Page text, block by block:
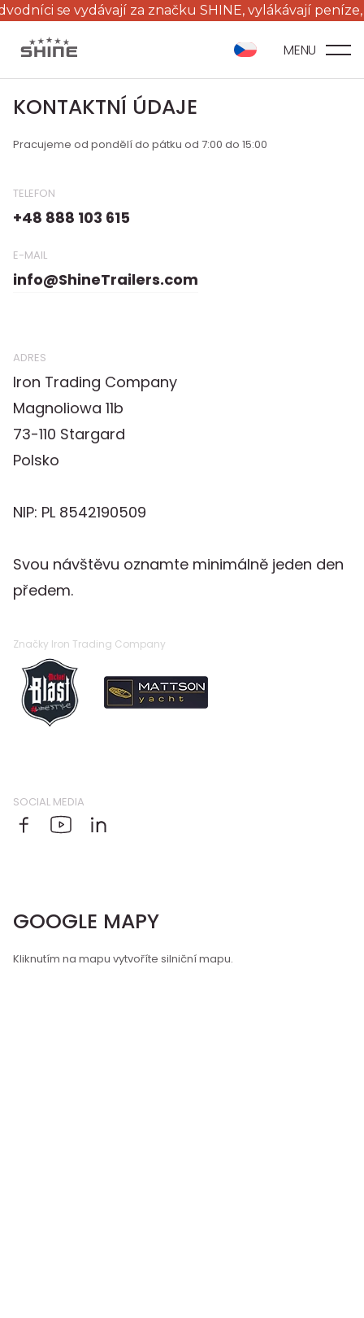
MENU
KONTAKTNÍ ÚDAJE
Pracujeme od pondělí do pátku od 7:00 do 15:00
TELEFON
+48 888 103 615
E-MAIL
info@ShineTrailers.com
ADRES
Iron Trading Company
Magnoliowa 11b
73-110 Stargard
Polsko
NIP: PL 8542190509
Svou návštěvu oznamte minimálně jeden den
předem.
Značky Iron Trading Company
SOCIAL MEDIA
GOOGLE MAPY
Kliknutím na mapu vytvoříte silniční mapu.
se vydávají za značku SHINE, vylákávají